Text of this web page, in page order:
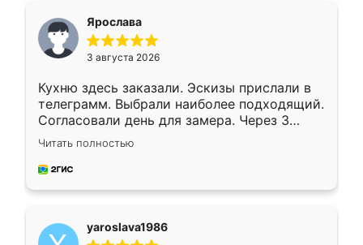
Ярослава
3 августа 2026
Кухню здесь заказали. Эскизы прислали в
телеграмм. Выбрали наиболее подходящий.
Согласовали день для замера. Через 3
недели кухня была уже готова. Остались
довольны работой. Спасибо Ренессанс
мебель за качественную работу!
Читать полностью
yaroslava1986